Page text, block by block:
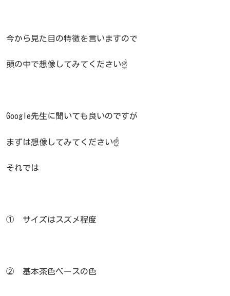
今から見た目の特徴を言いますので
頭の中で想像してみてください☝️
Google先生に聞いても良いのですが
まずは想像してみてください☝️
それでは
① サイズはスズメ程度
② 基本茶色ベースの色